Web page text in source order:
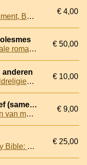
The Dialectics of Enlightenment, Barbarism and Islam
€ 4,00
Graduale triplex seu graduale romanum Pauli PP. VI cura recognitum & rhythmicis signis a solesmensibus monachis ornatum; Neumis laudunensibus (Cod.239) et sangallensibus (Codicum san gallensis 359 et einsidlensis 121) nunc auctum
€ 50,00
anderen
Encyclopedie van de wereldreligies (2 delen in box)
€ 10,00
Abdoellaah, Aboe Yoesoef (samenstelling)
Moslims bedankt! Bijdragen van moslims aan de moderne wetenschap en beschaving
€ 9,00
The New Interpreter's Study Bible: New Revised Standard Version with the Apocrypha
€ 25,00